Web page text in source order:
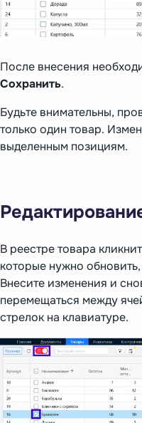
После внесения
Сохранить.
Будьте внимательны,
только один товар.
выделенным позициям.
В реестре товара
которые нужно
Внесите изменения и
перемещаться между
стрелок на клавиатуре.